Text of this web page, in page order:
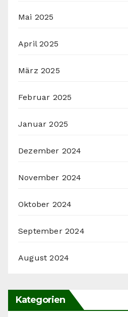
Mai 2025
April 2025
März 2025
Februar 2025
Januar 2025
Dezember 2024
November 2024
Oktober 2024
September 2024
August 2024
Kategorien